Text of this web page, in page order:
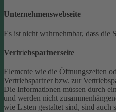
Unternehmenswebseite
Es ist nicht wahrnehmbar, dass die
Vertriebspartnerseite
Elemente wie die Öffnungszeiten
Vertriebspartner bzw. zur
Die Informationen müssen durch
und werden nicht
wie Listen gestaltet sind, sind auch